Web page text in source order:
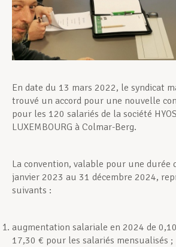
Actualités
En date du 13 mars 2022, le syndicat
trouvé un accord pour une nouvelle
pour les 120 salariés de la société
LUXEMBOURG à Colmar-Berg.
La convention, valable pour une durée
janvier 2023 au 31 décembre 2024,
suivants :
augmentation salariale en 2024 de
17,30 € pour les salariés mensualisés ;